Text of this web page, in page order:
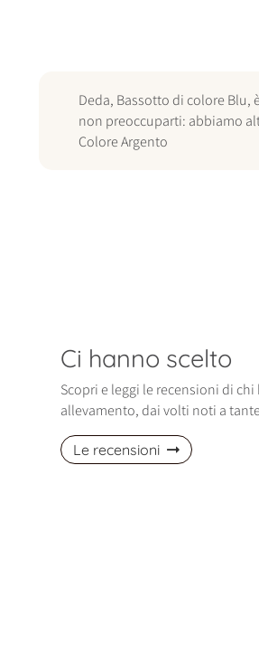
Deda, Bassotto di colore Blu,
non preoccuparti: abbiamo
Colore Argento
Ci hanno scelto
Scopri e leggi le recensioni di
allevamento, dai volti noti a
Le recensioni
di gennaio è entrata nella nostra
una cucciola di Spitz Pomerania